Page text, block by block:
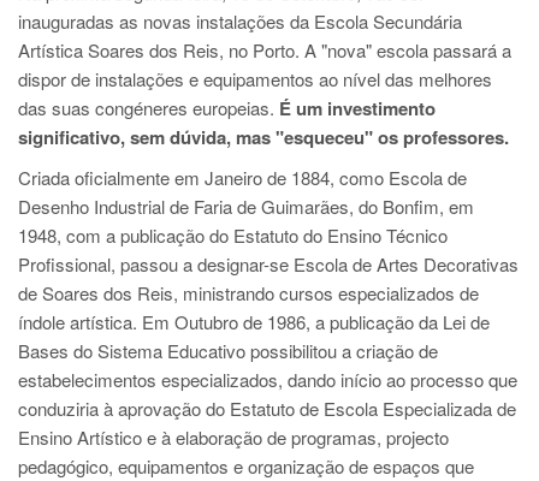
inauguradas as novas instalações da Escola Secundária
Artística Soares dos Reis, no Porto. A "nova" escola passará a
dispor de instalações e equipamentos ao nível das melhores
das suas congéneres europeias. É um investimento
significativo, sem dúvida, mas "esqueceu" os professores.
Criada oficialmente em Janeiro de 1884, como Escola de
Desenho Industrial de Faria de Guimarães, do Bonfim, em
1948, com a publicação do Estatuto do Ensino Técnico
Profissional, passou a designar-se Escola de Artes Decorativas
de Soares dos Reis, ministrando cursos especializados de
índole artística. Em Outubro de 1986, a publicação da Lei de
Bases do Sistema Educativo possibilitou a criação de
estabelecimentos especializados, dando início ao processo que
conduziria à aprovação do Estatuto de Escola Especializada de
Ensino Artístico e à elaboração de programas, projecto
pedagógico, equipamentos e organização de espaços que